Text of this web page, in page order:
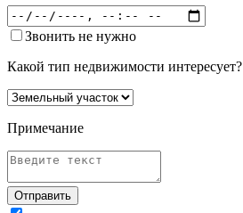
Звонить не нужно
Какой тип недвижимости интересует?
Примечание
Отправить